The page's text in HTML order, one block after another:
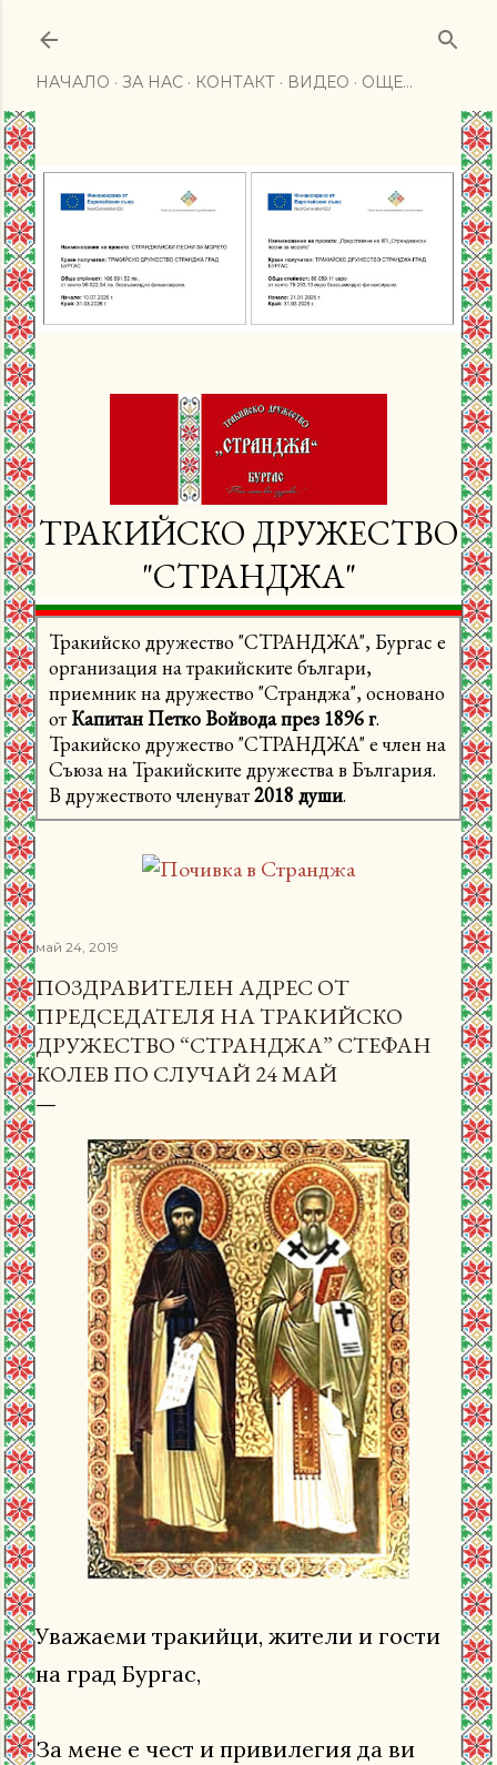
НАЧАЛО ЗА НАС КОНТАКТ ВИДЕО ОЩЕ…
ТРАКИЙСКО ДРУЖЕСТВО
"СТРАНДЖА"
Тракийско дружество "СТРАНДЖА", Бургас е
организация на тракийските българи,
приемник на дружество "Странджа", основано
от Капитан Петко Войвода през 1896 г.
Тракийско дружество "СТРАНДЖА" е член на
Съюза на Тракийските дружества в България.
В дружеството членуват2018 души.
май 24, 2019
ПОЗДРАВИТЕЛЕН АДРЕС ОТ
ПРЕДСЕДАТЕЛЯ НА ТРАКИЙСКО
ДРУЖЕСТВО “СТРАНДЖА” СТЕФАН
КОЛЕВ ПО СЛУЧАЙ 24 МАЙ
Уважаеми тракийци, жители и гости
на град Бургас,
За мене е чест и привилегия да ви